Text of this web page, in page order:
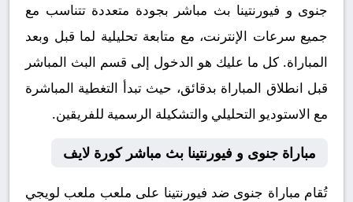
جنوى و فيورنتينا بث مباشر بجودة متعددة تتناسب مع
جميع سرعات الإنترنت، مع متابعة تحليلية لما قبل وبعد
المباراة. كل ما عليك هو الدخول إلى قسم البث المباشر
قبل انطلاق المباراة بدقائق، حيث تبدأ التغطية المباشرة
مع الاستوديو التحليلي والتشكيلة الرسمية للفريقين.
مباراة جنوى و فيورنتينا بث مباشر كورة لايف
تُقام مباراة جنوى ضد فيورنتينا على ملعب ملعب لويجي